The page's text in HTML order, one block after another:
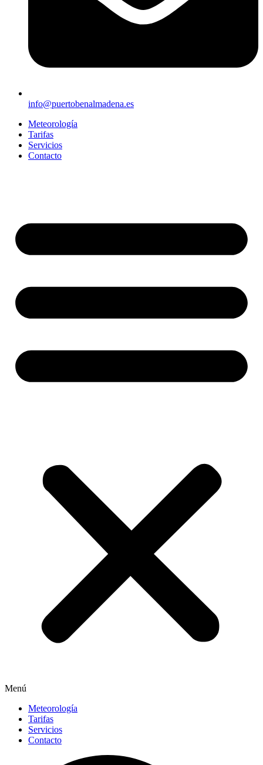
info@puertobenalmadena.es
Meteorología
Tarifas
Servicios
Contacto
Menú
Meteorología
Tarifas
Servicios
Contacto